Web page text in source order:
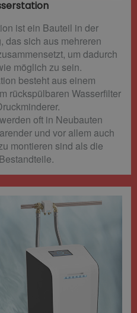
ist ein Bauteil in der
das sich aus mehreren
um dadurch
möglich zu sein.
besteht aus einem
rückspülbaren Wasserfilter
oft in Neubauten
und vor allem auch
montieren sind als die